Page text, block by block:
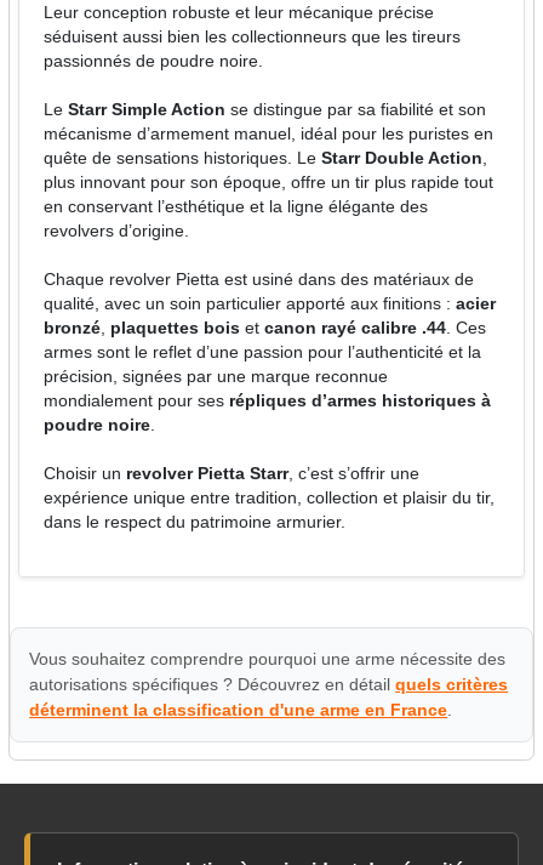
Leur conception robuste et leur mécanique précise
séduisent aussi bien les collectionneurs que les tireurs
passionnés de poudre noire.
LeStarr Simple Action se distingue par sa fiabilité et son
mécanisme d’armement manuel, idéal pour les puristes en
quête de sensations historiques. LeStarr Double Action,
plus innovant pour son époque, offre un tir plus rapide tout
en conservant l’esthétique et la ligne élégante des
revolvers d’origine.
Chaque revolver Pietta est usiné dans des matériaux de
qualité, avec un soin particulier apporté aux finitions :acier
bronzé, plaquettes bois etcanon rayé calibre .44. Ces
armes sont le reflet d’une passion pour l’authenticité et la
précision, signées par une marque reconnue
mondialement pour ses répliques d’armes historiques à
poudre noire.
Choisir un revolver Pietta Starr, c’est s’offrir une
expérience unique entre tradition, collection et plaisir du tir,
dans le respect du patrimoine armurier.
Vous souhaitez comprendre pourquoi une arme nécessite des
autorisations spécifiques ? Découvrez en détailquels critères
déterminent la classification d'une arme en France.